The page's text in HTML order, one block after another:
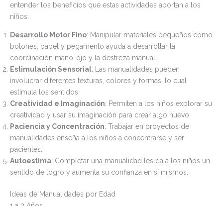
entender los beneficios que estas actividades aportan a los
niños:
Desarrollo Motor Fino: Manipular materiales pequeños como
botones, papel y pegamento ayuda a desarrollar la
coordinación mano-ojo y la destreza manual.
Estimulación Sensorial: Las manualidades pueden
involucrar diferentes texturas, colores y formas, lo cual
estimula los sentidos.
Creatividad e Imaginación: Permiten a los niños explorar su
creatividad y usar su imaginación para crear algo nuevo.
Paciencia y Concentración: Trabajar en proyectos de
manualidades enseña a los niños a concentrarse y ser
pacientes.
Autoestima: Completar una manualidad les da a los niños un
sentido de logro y aumenta su confianza en sí mismos.
Ideas de Manualidades por Edad